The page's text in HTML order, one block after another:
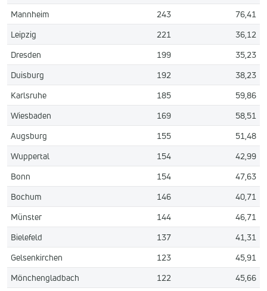
Mannheim
243
76,41
Leipzig
221
36,12
Dresden
199
35,23
Duisburg
192
38,23
Karlsruhe
185
59,86
Wiesbaden
169
58,51
Augsburg
155
51,48
Wuppertal
154
42,99
Bonn
154
47,63
Bochum
146
40,71
Münster
144
46,71
Bielefeld
137
41,31
Gelsenkirchen
123
45,91
Mönchengladbach
122
45,66